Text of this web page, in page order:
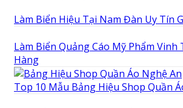
Làm Biển Hiệu Tại Nam Đàn Uy Tín
Làm Biển Quảng Cáo Mỹ Phẩm Vinh
Hàng
Top 10 Mẫu Bảng Hiệu Shop Quần